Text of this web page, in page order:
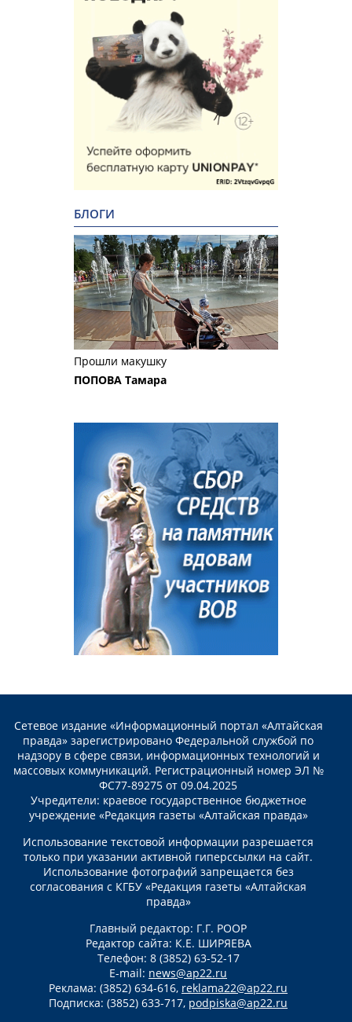
БЛОГИ
Прошли макушку
ПОПОВА Тамара
Сетевое издание «Информационный портал «Алтайская
правда» зарегистрировано Федеральной службой по
надзору в сфере связи, информационных технологий и
массовых коммуникаций. Регистрационный номер ЭЛ №
ФС77-89275 от 09.04.2025
Учредители: краевое государственное бюджетное
учреждение «Редакция газеты «Алтайская правда»
Использование текстовой информации разрешается
только при указании активной гиперссылки на сайт.
Использование фотографий запрещается без
согласования с КГБУ «Редакция газеты «Алтайская
правда»
Главный редактор: Г.Г. РООР
Редактор сайта: К.Е. ШИРЯЕВА
Телефон: 8 (3852) 63-52-17
E-mail: news@ap22.ru
Реклама: (3852) 634-616, reklama22@ap22.ru
Подписка: (3852) 633-717, podpiska@ap22.ru